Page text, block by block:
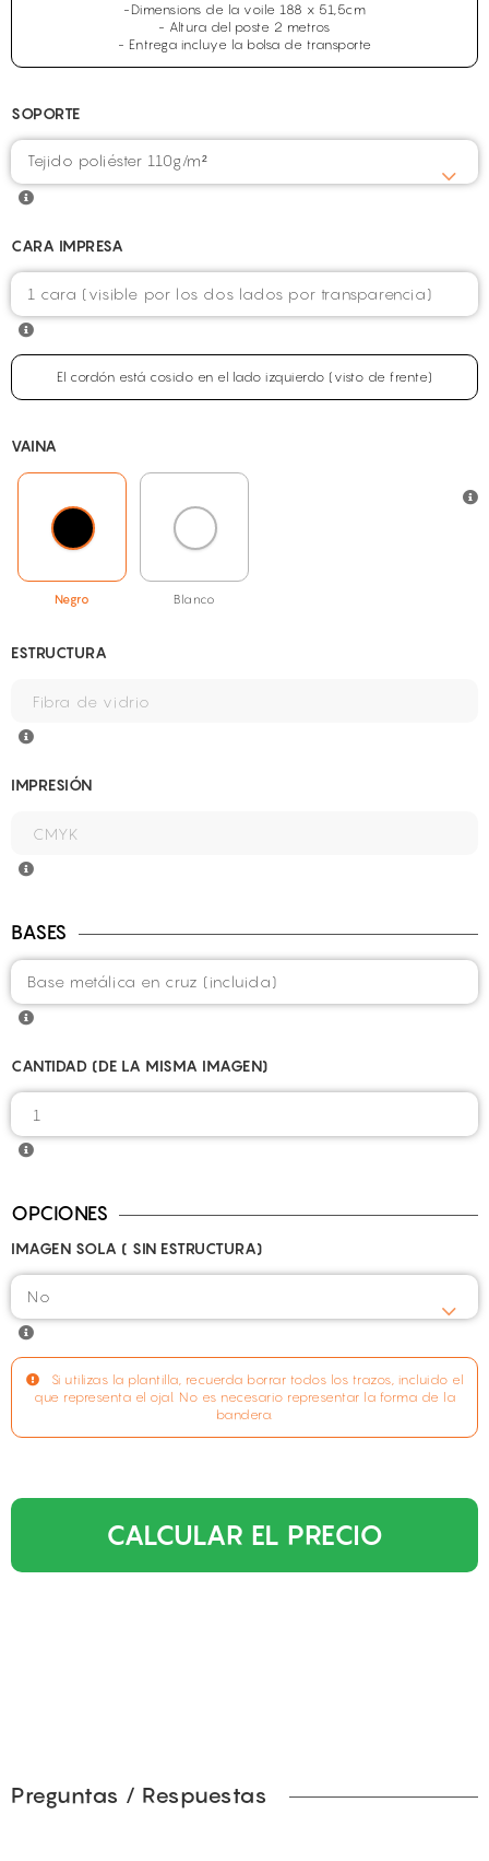
-Dimensions de la voile 188 x 51,5cm
- Altura del poste 2 metros
- Entrega incluye la bolsa de transporte
SOPORTE
Tejido poliéster 110g/m²
CARA IMPRESA
El cordón está cosido en el lado izquierdo (visto de frente)
VAINA
Negro Blanco
ESTRUCTURA
IMPRESIÓN
BASES
CANTIDAD (DE LA MISMA IMAGEN)
OPCIONES
IMAGEN SOLA ( SIN ESTRUCTURA)
Si utilizas la plantilla, recuerda borrar todos los trazos, incluido el
que representa el ojal. No es necesario representar la forma de la
bandera.
CALCULAR EL PRECIO
Preguntas / Respuestas